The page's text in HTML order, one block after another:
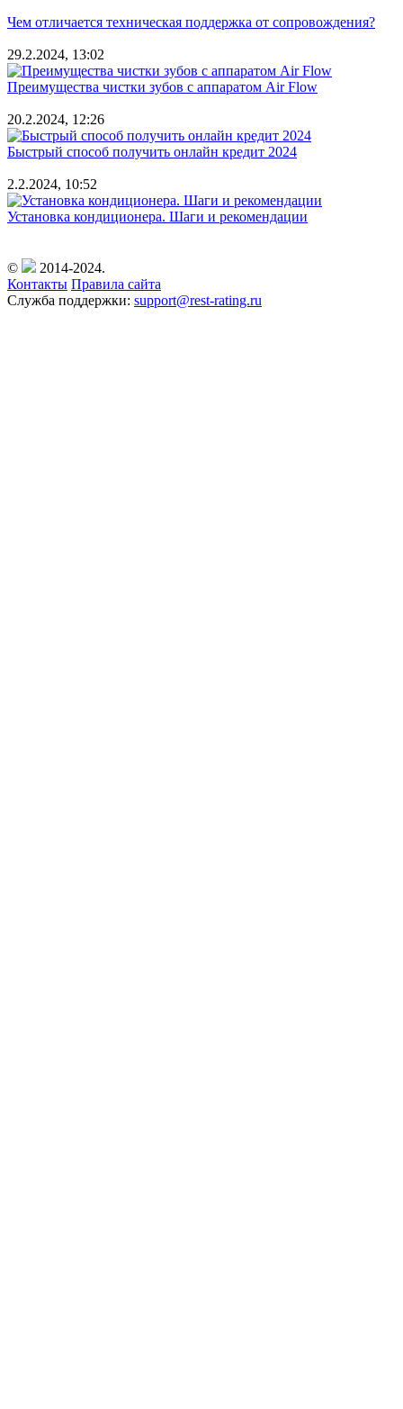
Чем отличается техническая поддержка от сопровождения?
29.2.2024, 13:02
Преимущества чистки зубов с аппаратом Air Flow
20.2.2024, 12:26
Быстрый способ получить онлайн кредит 2024
2.2.2024, 10:52
Установка кондиционера. Шаги и рекомендации
©
2014-2024.
Контакты Правила сайта
Служба поддержки: support@rest-rating.ru